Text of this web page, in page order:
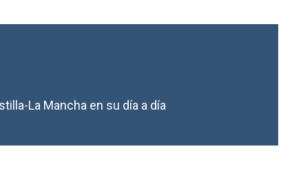
La Mancha en su día a día